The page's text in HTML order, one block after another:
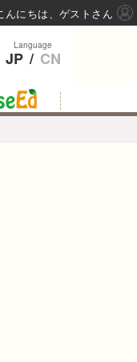
Language
JP / CN
んにちは、ゲストさん